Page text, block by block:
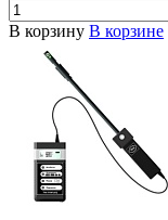
В корзину В корзине